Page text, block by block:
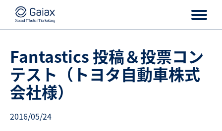
Fantastics 投稿＆投票コン
テスト（トヨタ自動車株式
会社様）
2016/05/24